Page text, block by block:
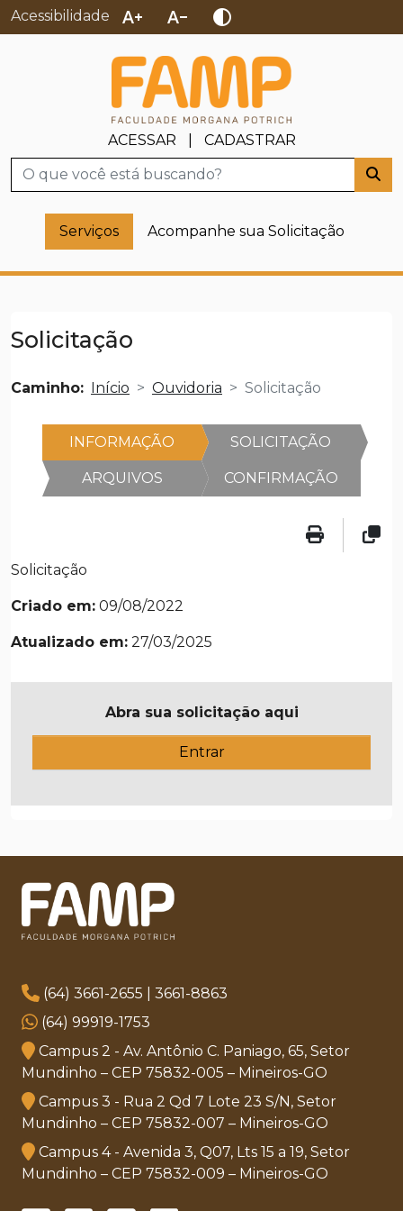
Acessibilidade text_increase text_decrease contrast
ACESSAR
CADASTRAR
Busca
Serviços Acompanhe sua Solicitação
Solicitação
Caminho: Início Ouvidoria Solicitação
INFORMAÇÃO SOLICITAÇÃO
ARQUIVOS CONFIRMAÇÃO
Solicitação
Criado em: 09/08/2022
Atualizado em: 27/03/2025
Abra sua solicitação aqui
Entrar
(64) 3661-2655 | 3661-8863
(64) 99919-1753
Campus 2 - Av. Antônio C. Paniago, 65, Setor
Mundinho – CEP 75832-005 – Mineiros-GO
Campus 3 - Rua 2 Qd 7 Lote 23 S/N, Setor
Mundinho – CEP 75832-007 – Mineiros-GO
Campus 4 - Avenida 3, Q07, Lts 15 a 19, Setor
Mundinho – CEP 75832-009 – Mineiros-GO